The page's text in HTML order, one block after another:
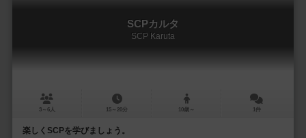
SCPカルタ
SCP Karuta
3～6人 15～20分 10歳～ 1件
楽しくSCPを学びましょう。